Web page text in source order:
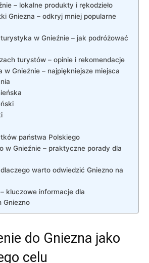
– ⁢lokalne produkty i⁤ rękodzieło
Gniezna – ⁣odkryj mniej popularne⁤
w Gnieźnie –⁤ jak ‌podróżować
turystów – opinie i rekomendacje
w⁣ Gnieźnie – najpiękniejsze miejsca​
państwa Polskiego
w Gnieźnie – praktyczne porady dla
warto odwiedzić Gniezno ⁣na
kluczowe informacje dla
Gniezno
do ⁤Gniezna ⁤jako
celu